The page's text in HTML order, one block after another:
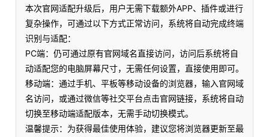
本次官网适配升级后，用户无需下载额外APP、插件或进行
复杂操作，可通过以下方式正常访问，系统将自动完成终端
识别与适配：
PC端：仍可通过原有官网域名直接访问，访问后系统将自
动适配您的电脑屏幕尺寸，无需任何设置，直接使用即可。
移动端：通过手机、平板等移动设备的浏览器，输入官网域
名访问，或通过微信等社交平台点击官网链接，系统将自动
切换至移动端适配版本，无需手动切换模式。
温馨提示：为获得最佳使用体验，建议您将浏览器更新至最